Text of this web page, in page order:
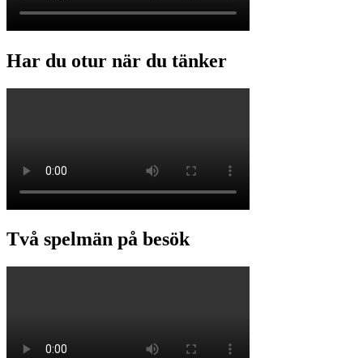
Har du otur när du tänker
Två spelmän på besök